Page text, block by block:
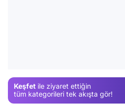
Keşfet ile ziyaret ettiğin
tüm kategorileri tek akışta gör!